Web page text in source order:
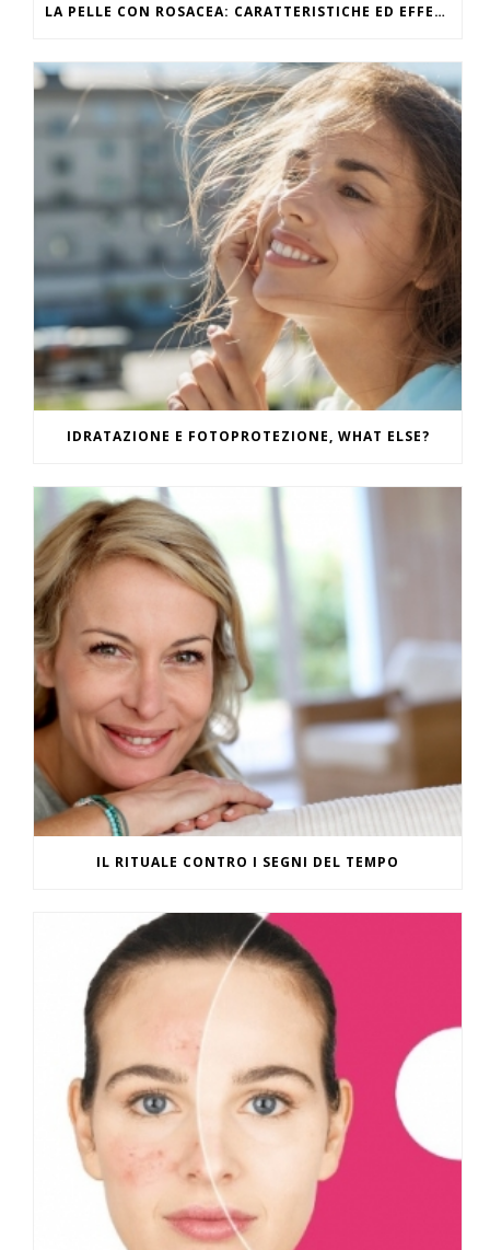
LA PELLE CON ROSACEA: CARATTERISTICHE ED EFFETTI DEL CALDO
IDRATAZIONE E FOTOPROTEZIONE, WHAT ELSE?
IL RITUALE CONTRO I SEGNI DEL TEMPO